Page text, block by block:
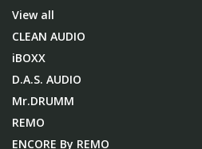
View all
CLEAN AUDIO
iBOXX
D.A.S. AUDIO
Mr.DRUMM
REMO
ENCORE By REMO